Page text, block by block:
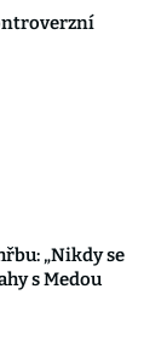
„Nikdy se
s Medou